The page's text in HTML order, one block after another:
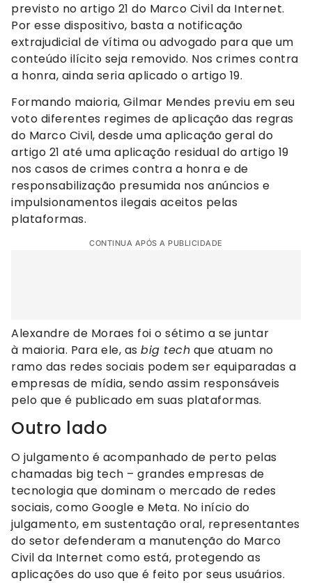
previsto no artigo 21 do Marco Civil da Internet.
Por esse dispositivo, basta a notificação
extrajudicial de vítima ou advogado para que um
conteúdo ilícito seja removido. Nos crimes contra
a honra, ainda seria aplicado o artigo 19.
Formando maioria, Gilmar Mendes previu em seu
voto diferentes regimes de aplicação das regras
do Marco Civil, desde uma aplicação geral do
artigo 21 até uma aplicação residual do artigo 19
nos casos de crimes contra a honra e de
responsabilização presumida nos anúncios e
impulsionamentos ilegais aceitos pelas
plataformas.
CONTINUA APÓS A PUBLICIDADE
Alexandre de Moraes foi o sétimo a se juntar
à maioria. Para ele, as big tech que atuam no
ramo das redes sociais podem ser equiparadas a
empresas de mídia, sendo assim responsáveis
pelo que é publicado em suas plataformas.
Outro lado
O julgamento é acompanhado de perto pelas
chamadas big tech – grandes empresas de
tecnologia que dominam o mercado de redes
sociais, como Google e Meta. No início do
julgamento, em sustentação oral, representantes
do setor defenderam a manutenção do Marco
Civil da Internet como está, protegendo as
aplicações do uso que é feito por seus usuários.